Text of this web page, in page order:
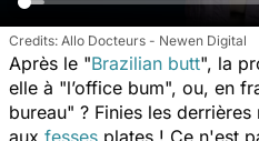
Allo Docteurs - Newen Digital
Après le "Brazilian butt", la
elle à "l’office bum", ou, en
bureau" ? Finies les
aux fesses plates ! Ce n'est